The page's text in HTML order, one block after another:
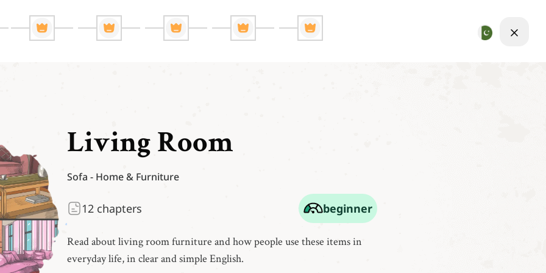
Living Room
Sofa - Home & Furniture
12 chapters beginner
Read about living room furniture and how people use these items in
everyday life, in clear and simple English.